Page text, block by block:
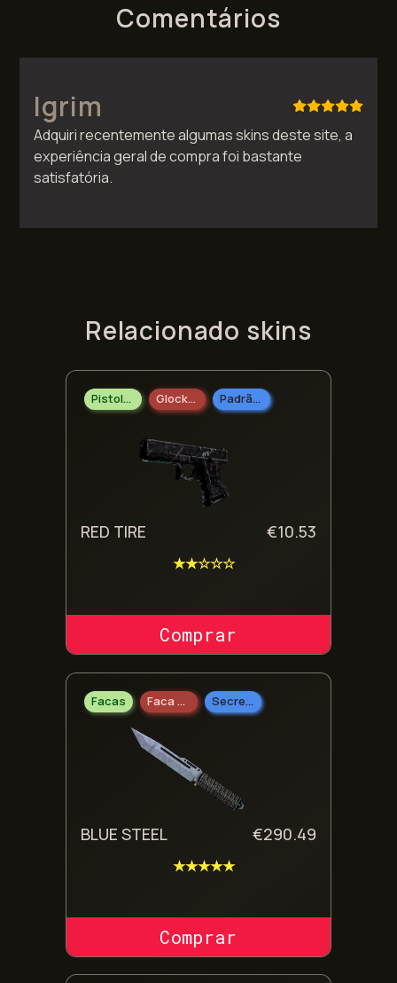
Comentários
Adquiri recentemente algumas skins deste site, a
experiência geral de compra foi bastante
satisfatória.
Igrim
Relacionado skins
Pistolas Glock-18 Padrão Industrial
RED TIRE €10.53
★★☆☆☆
COMPRAR SKIN
Facas Faca Paracord Secreto
BLUE STEEL €290.49
★★★★★
COMPRAR SKIN